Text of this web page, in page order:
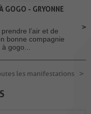
GOGO - GRYONNE
l’air et de
bonne compagnie
gogo...
les manifestations